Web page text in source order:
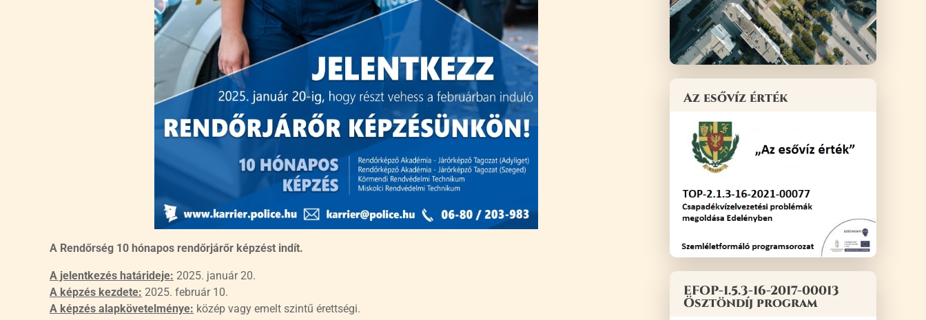
A Rendőrség 10 hónapos rendőrjárőr képzést indít.
A jelentkezés határideje: 2025. január 20.
A képzés kezdete: 2025. február 10.
A képzés alapkövetelménye: közép vagy emelt szintű érettségi.
Az esővíz érték
EFOP-1.5.3-16-2017-00013
Ösztöndíj program